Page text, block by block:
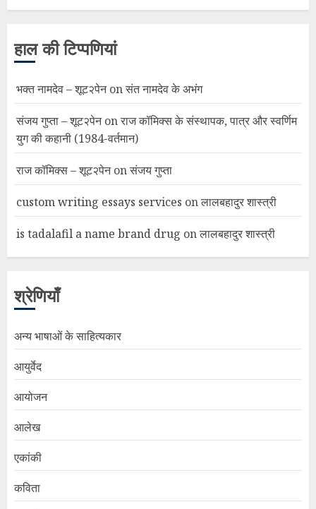
हाल की टिप्पणियां
भक्त नामदेव – शूट२पेनonसंत नामदेव के अभंग
संजय गुप्ता – शूट२पेनonराज कॉमिक्स के संस्थापक, पात्र और स्वर्णिम
युग की कहानी (1984-वर्तमान)
राज कॉमिक्स – शूट२पेनonसंजय गुप्ता
custom writing essays services onलालबहादुर शास्त्री
is tadalafil a name brand drug onलालबहादुर शास्त्री
श्रेणियाँ
अन्य भाषाओं के साहित्यकार
आयुर्वेद
आयोजन
आलेख
एकांकी
कविता